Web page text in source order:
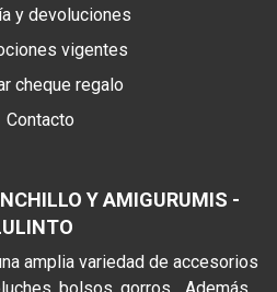
Y AMIGURUMIS -
amplia variedad de accesorios
y devoluciones
vigentes
cheque regalo
Contacto